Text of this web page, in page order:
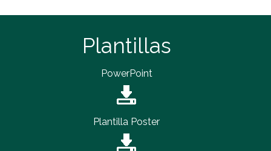
Plantillas
PowerPoint
Plantilla Poster